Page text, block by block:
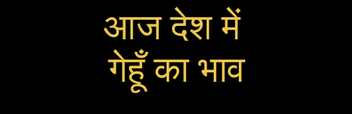
आज देश में
गेहूँ का भाव